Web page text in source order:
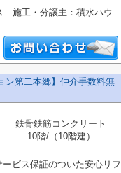
施工・分譲主：積水ハウ
ン第二本郷】仲介手数料無
鉄骨鉄筋コンクリート
10階/（10階建）
ビス保証のついた安心リフ